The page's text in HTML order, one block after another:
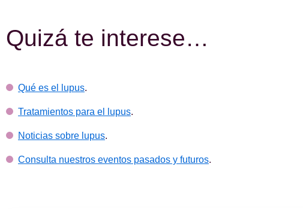
Quizá te interese…
Qué es el lupus.
Tratamientos para el lupus.
Noticias sobre lupus.
Consulta nuestros eventos pasados y futuros.